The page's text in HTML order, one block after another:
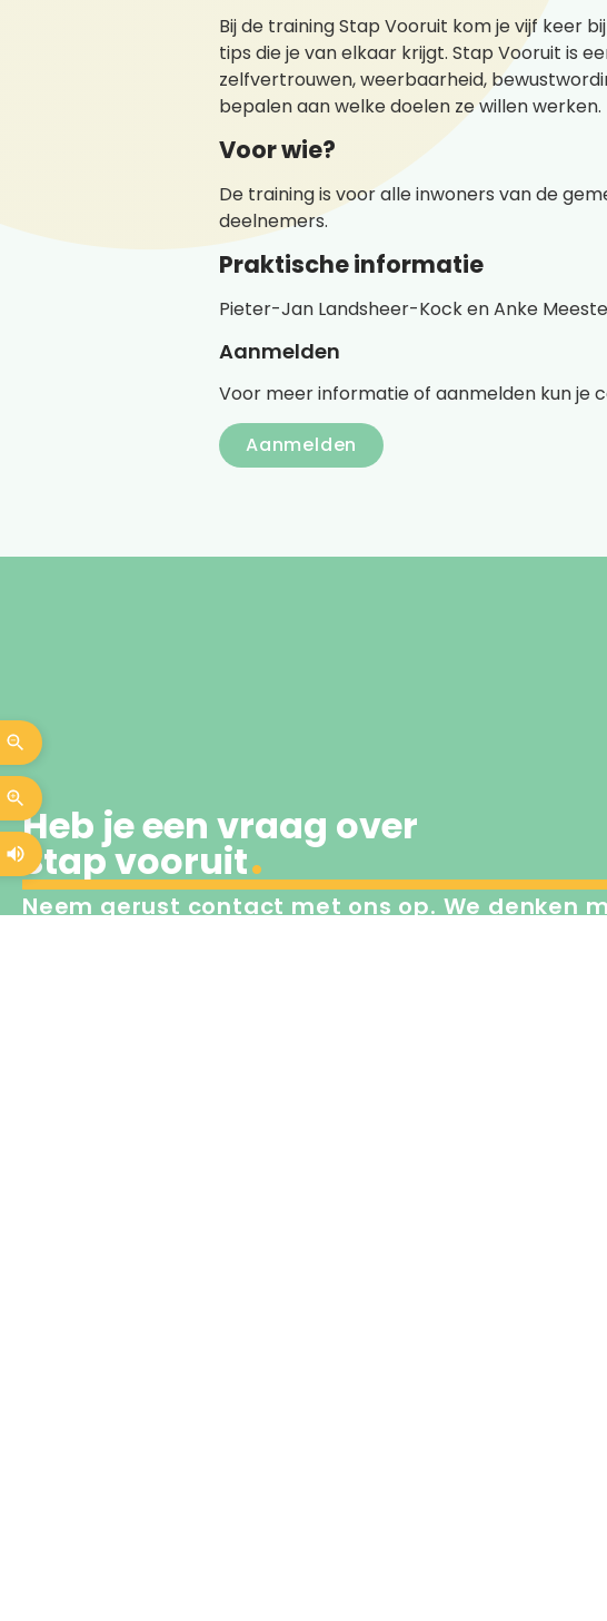
Bij de training Stap Vooruit kom je vijf keer
tips die je van elkaar krijgt. Stap Vooruit is
zelfvertrouwen, weerbaarheid,
bepalen aan welke doelen ze willen werken.
Voor wie?
De training is voor alle inwoners van de
deelnemers.
Praktische informatie
Pieter-Jan Landsheer-Kock en Anke
Aanmelden
Voor meer informatie of aanmelden kun je
Aanmelden
Heb je een vraag over
Stap vooruit
Neem gerust contact met ons op. We denken